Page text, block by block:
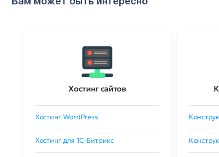
Хостинг сайтов
Хостинг WordPress
Хостинг для 1C-Битрикс